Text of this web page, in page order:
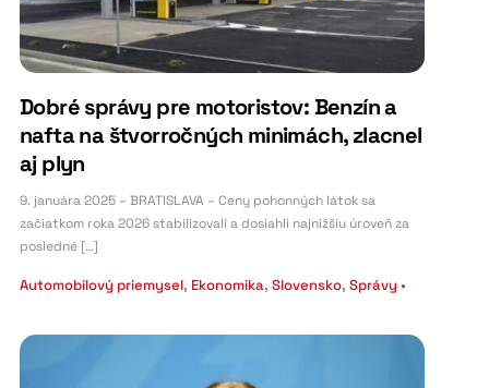
Dobré správy pre motoristov: Benzín a
nafta na štvorročných minimách, zlacnel
aj plyn
9. januára 2025 – BRATISLAVA – Ceny pohonných látok sa
začiatkom roka 2026 stabilizovali a dosiahli najnižšiu úroveň za
posledné […]
Automobilový priemysel, Ekonomika, Slovensko, Správy •